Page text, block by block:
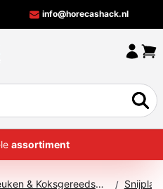
info@horecashack.nl
assortiment
Kleinkeuken & Koksgereedschap /